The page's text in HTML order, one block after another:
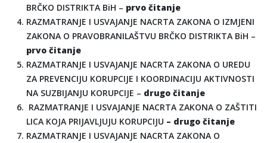
BRČKO DISTRIKTA BiH – prvo čitanje
RAZMATRANJE I USVAJANJE NACRTA ZAKONA O IZMJENI
ZAKONA O PRAVOBRANILAŠTVU BRČKO DISTRIKTA BiH –
prvo čitanje
RAZMATRANJE I USVAJANJE NACRTA ZAKONA O UREDU
ZA PREVENCIJU KORUPCIJE I KOORDINACIJU AKTIVNOSTI
NA SUZBIJANJU KORUPCIJE – drugo čitanje
RAZMATRANJE I USVAJANJE NACRTA ZAKONA O ZAŠTITI
LICA KOJA PRIJAVLJUJU KORUPCIJU – drugo čitanje
RAZMATRANJE I USVAJANJE NACRTA ZAKONA O